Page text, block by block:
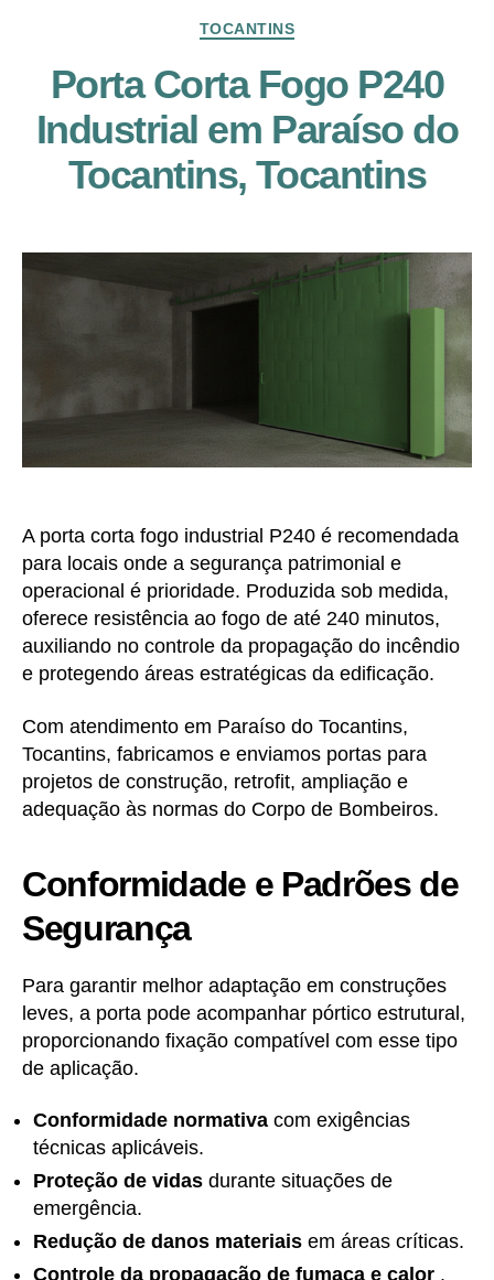
Categorias
TOCANTINS
Porta Corta Fogo P240
Industrial em Paraíso do
Tocantins, Tocantins
A porta corta fogo industrial P240 é recomendada
para locais onde a segurança patrimonial e
operacional é prioridade. Produzida sob medida,
oferece resistência ao fogo de até 240 minutos,
auxiliando no controle da propagação do incêndio
e protegendo áreas estratégicas da edificação.
Com atendimento em Paraíso do Tocantins,
Tocantins, fabricamos e enviamos portas para
projetos de construção, retrofit, ampliação e
adequação às normas do Corpo de Bombeiros.
Conformidade e Padrões de
Segurança
Para garantir melhor adaptação em construções
leves, a porta pode acompanhar pórtico estrutural,
proporcionando fixação compatível com esse tipo
de aplicação.
Conformidade normativa com exigências
técnicas aplicáveis.
Proteção de vidas durante situações de
emergência.
Redução de danos materiais em áreas críticas.
Controle da propagação de fumaça e calor .